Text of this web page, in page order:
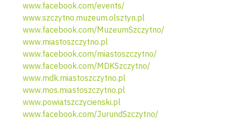
www.facebook.com/events/
www.szczytno.muzeum.olsztyn.pl
www.facebook.com/MuzeumSzczytno/
www.miastoszczytno.pl
www.facebook.com/miastoszczytno/
www.facebook.com/MDKSzczytno/
www.mdk.miastoszczytno.pl
www.mos.miastoszczytno.pl
www.powiatszczycienski.pl
www.facebook.com/JurundSzczytno/